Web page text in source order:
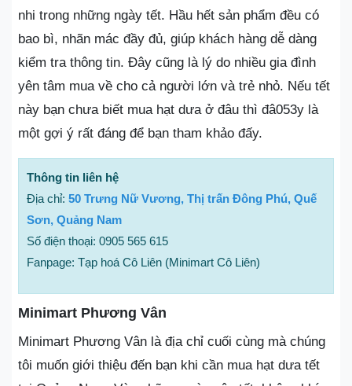
nhi trong những ngày tết. Hầu hết sản phẩm đều có
bao bì, nhãn mác đầy đủ, giúp khách hàng dễ dàng
kiểm tra thông tin. Đây cũng là lý do nhiều gia đình
yên tâm mua về cho cả người lớn và trẻ nhỏ. Nếu tết
này bạn chưa biết mua hạt dưa ở đâu thì đâ053y là
một gợi ý rất đáng để bạn tham khảo đấy.
Thông tin liên hệ
Địa chỉ: 50 Trưng Nữ Vương, Thị trấn Đông Phú, Quế
Sơn, Quảng Nam
Số điện thoại: 0905 565 615
Fanpage: Tạp hoá Cô Liên (Minimart Cô Liên)
Minimart Phương Vân
Minimart Phương Vân là địa chỉ cuối cùng mà chúng
tôi muốn giới thiệu đến bạn khi cần mua hạt dưa tết